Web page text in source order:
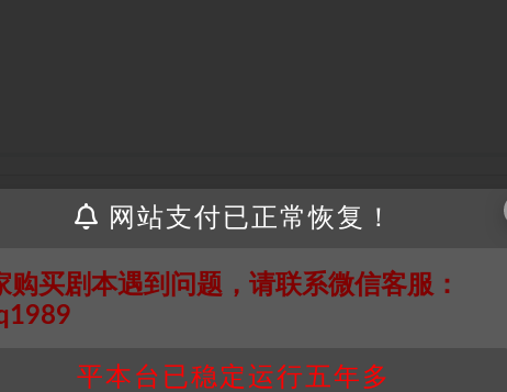
素。在这个设定中，一对新人在八星级酒店的婚礼前夜，因“小三”事
幽默的婚礼中，挑战各种角色扮演，揭开真相的面纱。剧本的巧妙
了意外和惊喜。3-4小时的游戏时间让人欲罢不能，享受每一刻的推
网站支付已正常恢复！
购买剧本遇到问题，请联系微信客服：
平本台已稳定运行五年多